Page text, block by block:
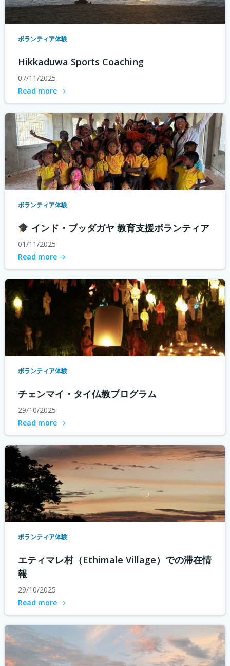
ボランティア体験
Hikkaduwa Sports Coaching
07/11/2025
Read more
ボランティア体験
インド・ブッダガヤ 教育支援ボランティア
01/11/2025
Read more
ボランティア体験
チェンマイ・タイ仏教プログラム
29/10/2025
Read more
ボランティア体験
エティマレ村（Ethimale Village）での滞在情
報
29/10/2025
Read more